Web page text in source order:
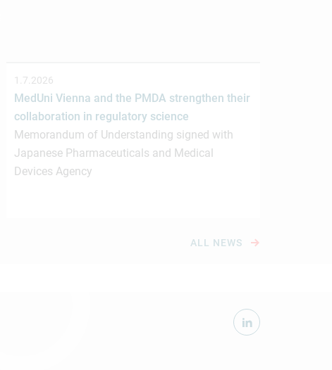
1.7.2026
MedUni Vienna and the PMDA strengthen their
collaboration in regulatory science
Memorandum of Understanding signed with
Japanese Pharmaceuticals and Medical
Devices Agency
ALL NEWS